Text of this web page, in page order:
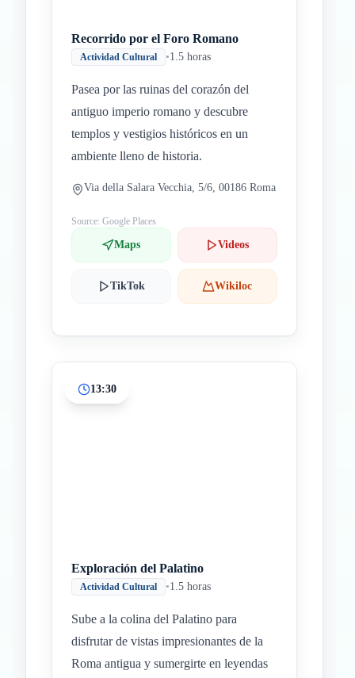
Recorrido por el Foro Romano
Actividad Cultural •1.5 horas
Pasea por las ruinas del corazón del
antiguo imperio romano y descubre
templos y vestigios históricos en un
ambiente lleno de historia.
Via della Salara Vecchia, 5/6, 00186 Roma
Source: Google Places
Maps Videos
TikTok Wikiloc
13:30
Exploración del Palatino
Actividad Cultural •1.5 horas
Sube a la colina del Palatino para
disfrutar de vistas impresionantes de la
Roma antigua y sumergirte en leyendas